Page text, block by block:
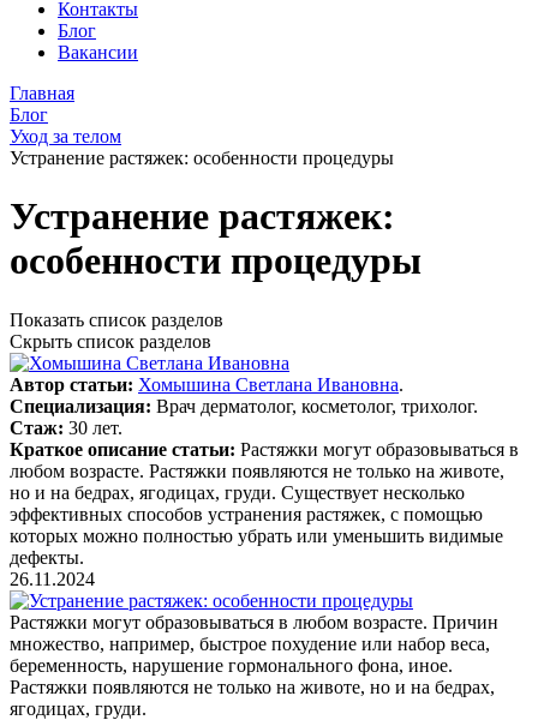
Контакты
Блог
Вакансии
Главная
Блог
Уход за телом
Устранение растяжек: особенности процедуры
Устранение растяжек:
особенности процедуры
Показать список разделов
Скрыть список разделов
Автор статьи: Хомышина Светлана Ивановна.
Специализация: Врач дерматолог, косметолог, трихолог.
Стаж: 30 лет.
Краткое описание статьи: Растяжки могут образовываться в
любом возрасте. Растяжки появляются не только на животе,
но и на бедрах, ягодицах, груди. Существует несколько
эффективных способов устранения растяжек, с помощью
которых можно полностью убрать или уменьшить видимые
дефекты.
26.11.2024
Растяжки могут образовываться в любом возрасте. Причин
множество, например, быстрое похудение или набор веса,
беременность, нарушение гормонального фона, иное.
Растяжки появляются не только на животе, но и на бедрах,
ягодицах, груди.